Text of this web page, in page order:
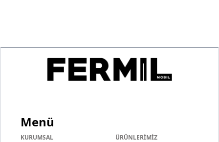
Menü
KURUMSAL
ÜRÜNLERİMİZ